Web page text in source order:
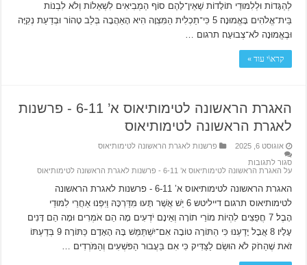
לְהַגָּדוֹת וּלְלִמּוּדֵי תוֹלָדוֹת שֶׁאֵין־לָהֶם סוֹף הַמְבִיאִים לִשְׁאֵלוֹת וְלֹא לִבְנוֹת
בֵּית־אֱלֹהִים בָּאֱמוּנָה׃ 5 כִּי־תַכְלִית הַמִּצְוָה הִיא הָאַהֲבָה בְּלֵב טָהוֹר וּבְדַעַת נְקִיָּה
וּבֶאֱמוּנָה לֹא־צְבוּעָה׃ תרגום …
קרא\י עוד »
האגרת הראשונה לטימותיאוס א’ 6-11 ‫- פרשנות
לאגרת הראשונה לטימותיאוס
אוגוסט 6, 2025
פרשנות לאגרת הראשונה לטימותיאוס
סגור לתגובות
על האגרת הראשונה לטימותיאוס א’ 6-11 ‫- פרשנות לאגרת הראשונה לטימותיאוס
האגרת הראשונה לטימותיאוס א’ 6-11 ‫- פרשנות לאגרת הראשונה
לטימותיאוס תרגום דייליטש 6 יֵשׁ אֲשֶׁר תָּעוּ מִּדַּרְכָּהּ וַיִּפְנוּ אַחֲרֵי לִמּוּדֵי
הָבֶל׃ 7 חֲפֵצִים לִהְיוֹת מוֹרֵי תוֹרָה וְאֵינָם יֹדְעִים מָה הֵם אֹמְרִים וּמָה הֵם דָּנִים
עָלָיו׃ 8 אֲבָל יָדַעְנוּ כִּי הַתּוֹרָה טוֹבָה אִם־יִשְׁתַּמֵּשׁ בָּהּ הָאָדָם כַּתּוֹרָה׃ 9 בְּדַעְתּוֹ
זֹאת שֶׁהַחֹק לֹא הוּשַׂם לַצַּדִּיק כִּי אִם בַּעֲבוּר הַפּשְׁעִים וְהַמֹּרְדִים …